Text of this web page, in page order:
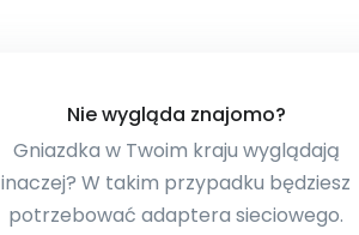
Nie wygląda znajomo?
Gniazdka w Twoim kraju wyglądają
inaczej? W takim przypadku będziesz
potrzebować adaptera sieciowego.